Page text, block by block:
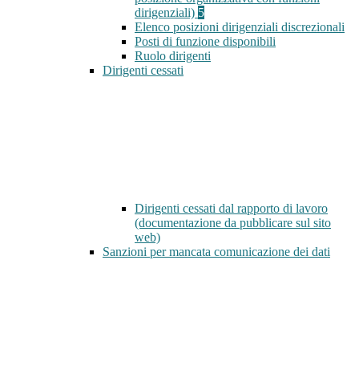
dirigenziali) 5
Elenco posizioni dirigenziali discrezionali
Posti di funzione disponibili
Ruolo dirigenti
Dirigenti cessati
Dirigenti cessati dal rapporto di lavoro
(documentazione da pubblicare sul sito
web)
Sanzioni per mancata comunicazione dei dati